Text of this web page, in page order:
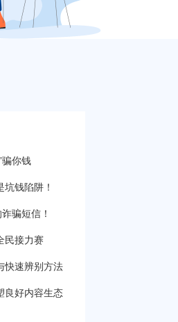
骗你钱
钱陷阱！
骗短信！
民接力赛
快速辨别方法
良好内容生态